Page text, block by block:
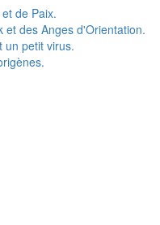
de Paix.
et des Anges d'Orientation.
un petit virus.